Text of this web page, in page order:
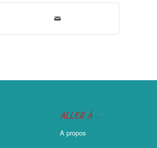
ALLER À …
A propos